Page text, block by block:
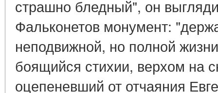
страшно бледный", он
Фальконетов монумент:
неподвижной, но полной
боящийся стихии, верхом на
оцепеневший от отчаяния